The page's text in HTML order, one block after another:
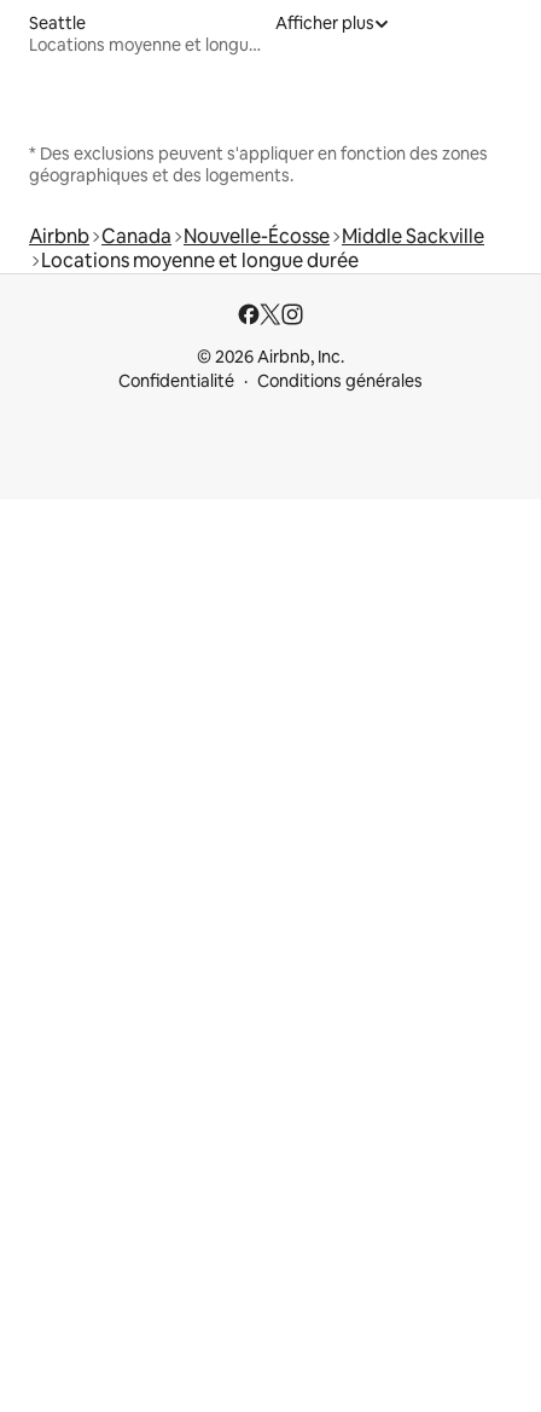
Seattle
Locations moyenne et longue durée
Afficher plus
* Des exclusions peuvent s'appliquer en fonction des zones
géographiques et des logements.
Airbnb Canada Nouvelle-Écosse Middle Sackville
Locations moyenne et longue durée
© 2026 Airbnb, Inc.
Confidentialité
Conditions générales